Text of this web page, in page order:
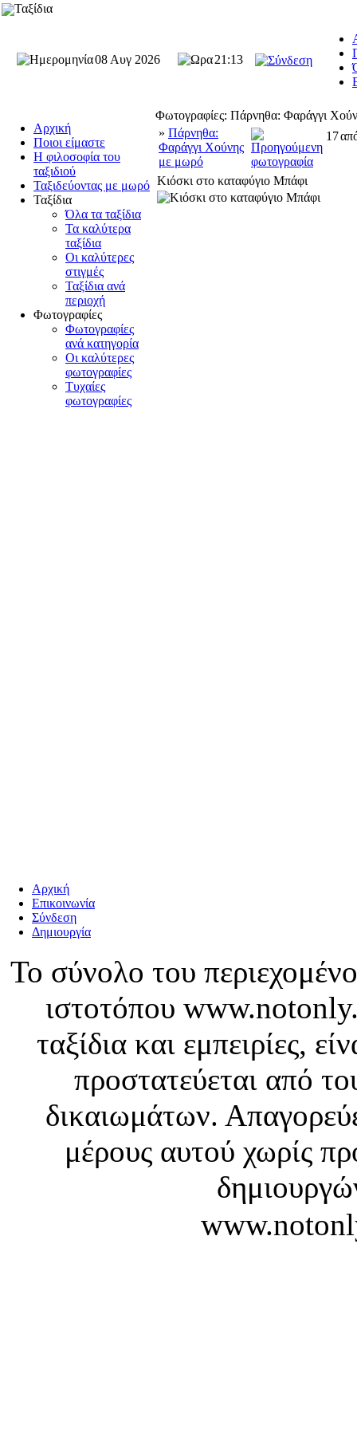
Ταξίδια
08 Αυγ 2026 21:13
Αρχική
Ποιοι είμαστε
Η φιλοσοφία του
ταξιδιού
Ταξιδεύοντας με μωρό
Ταξίδια
Όλα τα ταξίδια
Τα καλύτερα
ταξίδια
Οι καλύτερες
στιγμές
Ταξίδια ανά
περιοχή
Φωτογραφίες
Φωτογραφίες
ανά κατηγορία
Οι καλύτερες
φωτογραφίες
Τυχαίες
φωτογραφίες
Φωτογραφίες: Πάρνηθα: Φαράγγι
» Πάρνηθα:
Φαράγγι Χούνης
με μωρό
17
Κιόσκι στο καταφύγιο Μπάφι
Αρχική
Επικοινωνία
Σύνδεση
Δημιουργία
Το σύνολο του
ιστοτόπου
ταξίδια και εμπειρίες,
προστατεύεται από
δικαιωμάτων.
μέρους αυτού χωρίς